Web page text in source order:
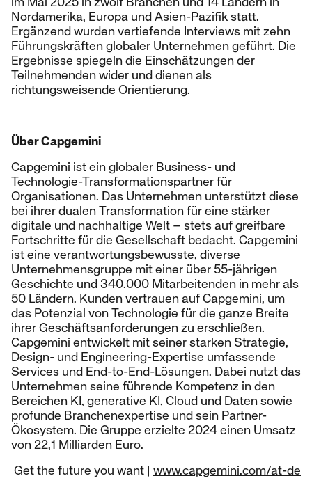
Nordamerika, Europa und Asien-Pazifik statt.
Ergänzend wurden vertiefende Interviews mit zehn
Führungskräften globaler Unternehmen geführt. Die
Ergebnisse spiegeln die Einschätzungen der
Teilnehmenden wider und dienen als
richtungsweisende Orientierung.
Über Capgemini
Capgemini ist ein globaler Business- und
Technologie-Transformationspartner für
Organisationen. Das Unternehmen unterstützt diese
bei ihrer dualen Transformation für eine stärker
digitale und nachhaltige Welt – stets auf greifbare
Fortschritte für die Gesellschaft bedacht. Capgemini
ist eine verantwortungsbewusste, diverse
Unternehmensgruppe mit einer über 55-jährigen
Geschichte und 340.000 Mitarbeitenden in mehr als
50 Ländern. Kunden vertrauen auf Capgemini, um
das Potenzial von Technologie für die ganze Breite
ihrer Geschäftsanforderungen zu erschließen.
Capgemini entwickelt mit seiner starken Strategie,
Design- und Engineering-Expertise umfassende
Services und End-to-End-Lösungen. Dabei nutzt das
Unternehmen seine führende Kompetenz in den
Bereichen KI, generative KI, Cloud und Daten sowie
profunde Branchenexpertise und sein Partner-
Ökosystem. Die Gruppe erzielte 2024 einen Umsatz
von 22,1 Milliarden Euro.
Get the future you want | www.capgemini.com/at-de